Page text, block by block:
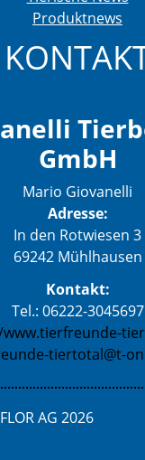
Produktnews
GmbH
Mario Giovanelli
Adresse:
In den Rotwiesen 3
69242 Mühlhausen
Kontakt:
Tel.: 06222-3045697
tiertotal@t-
AG 2026